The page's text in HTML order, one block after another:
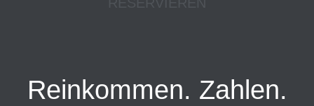
Reinkommen. Zahlen.